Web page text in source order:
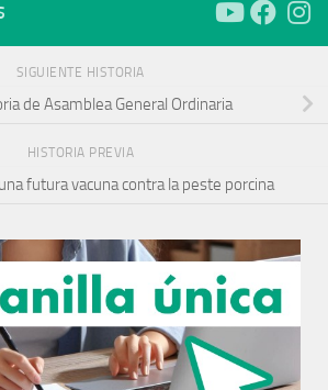
SIGUIENTE HISTORIA
de Asamblea General Ordinaria
HISTORIA PREVIA
futura vacuna contra la peste porcina